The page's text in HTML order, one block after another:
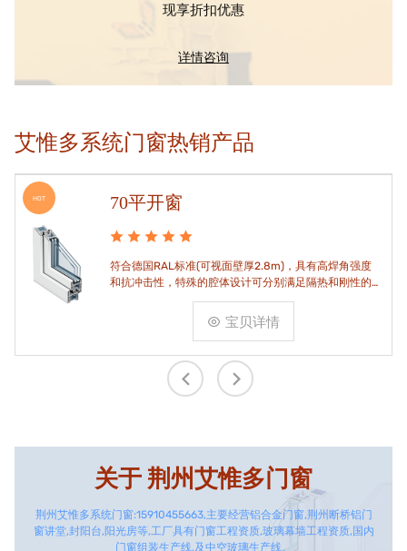
现享折扣优惠
详情咨询
艾惟多系统门窗热销产品
HOT 70平开窗
符合德国RAL标准(可视面壁厚2.8m)，具有高焊角强度
和抗冲击性，特殊的腔体设计可分别满足隔热和刚性的
宝贝详情
关于 荆州艾惟多门窗
荆州艾惟多系统门窗:15910455663,主要经营铝合金门窗,荆州断桥铝门
窗讲堂,封阳台,阳光房等,工厂具有门窗工程资质,玻璃幕墙工程资质,国内
门窗组装生产线,及中空玻璃生产线。